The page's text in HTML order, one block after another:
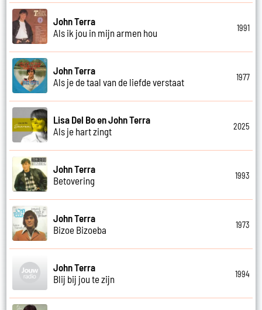
John Terra
Als ik jou in mijn armen hou
1991
John Terra
Als je de taal van de liefde verstaat
1977
Lisa Del Bo en John Terra
Als je hart zingt
2025
John Terra
Betovering
1993
John Terra
Bizoe Bizoeba
1973
John Terra
Blij bij jou te zijn
1994